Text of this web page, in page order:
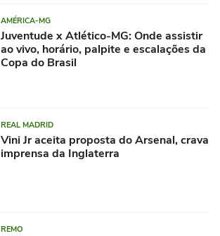
AMÉRICA-MG
Juventude x Atlético-MG: Onde assistir
ao vivo, horário, palpite e escalações da
Copa do Brasil
REAL MADRID
Vini Jr aceita proposta do Arsenal, crava
imprensa da Inglaterra
REMO